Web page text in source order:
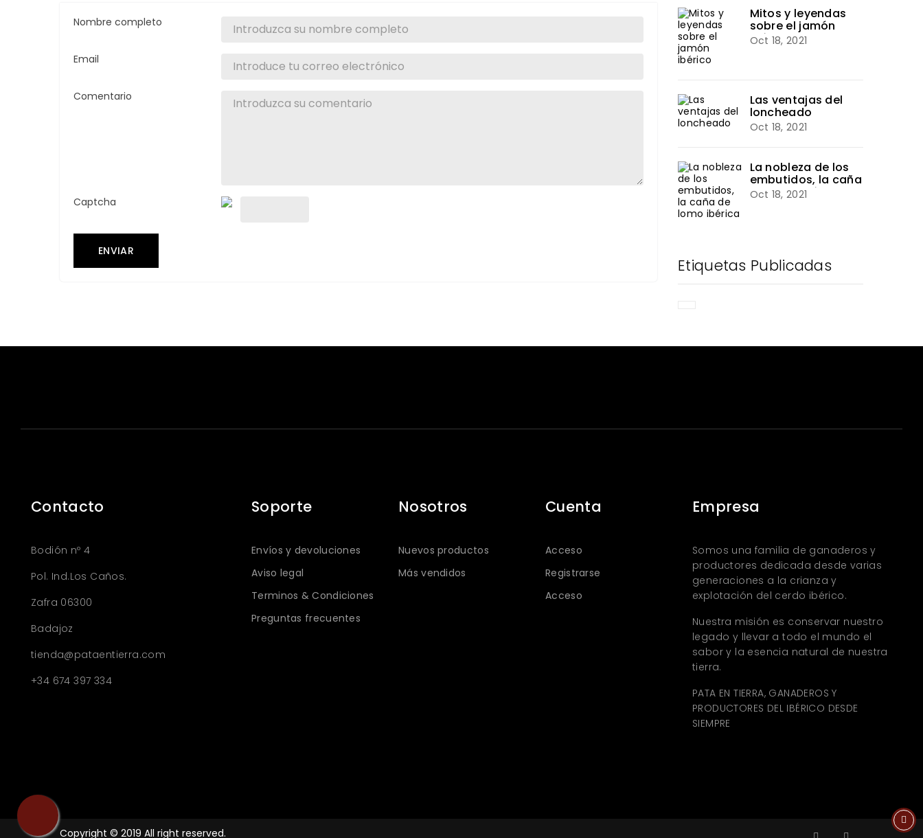
Nombre completo
Email
Comentario
Captcha
ENVIAR
Mitos y leyendas
sobre el jamón
ibérico
Oct 18, 2021
Las ventajas del
loncheado
Oct 18, 2021
La nobleza de los
embutidos, la caña
de lomo ibérica
Oct 18, 2021
Etiquetas Publicadas
Contacto
Bodión nº 4
Pol. Ind.Los Caños.
Zafra 06300
Badajoz
tienda@pataentierra.com
+34 674 397 334
Soporte
Envíos y devoluciones
Aviso legal
Terminos & Condiciones
Preguntas frecuentes
Nosotros
Nuevos productos
Más vendidos
Cuenta
Acceso
Registrarse
Acceso
Empresa
Somos una familia de ganaderos y
productores dedicada desde varias
generaciones a la crianza y
explotación del cerdo ibérico.
Nuestra misión es conservar nuestro
legado y llevar a todo el mundo el
sabor y la esencia natural de nuestra
tierra.
PATA EN TIERRA, GANADEROS Y
PRODUCTORES DEL IBÉRICO DESDE
SIEMPRE
Copyright © 2019 All right reserved.